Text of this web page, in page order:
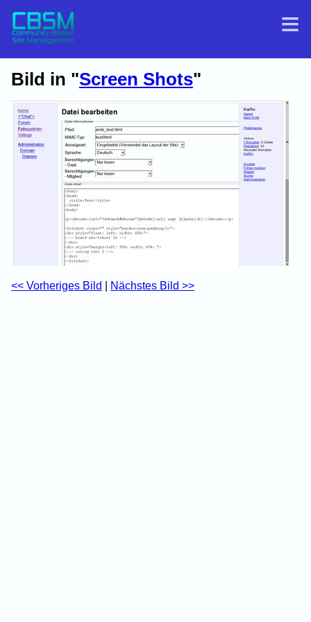
Bild in "Screen Shots"
<< Vorheriges Bild Nächstes Bild >>